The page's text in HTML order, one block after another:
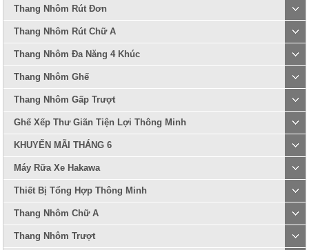
Thang Nhôm Rút Đơn
Thang Nhôm Rút Chữ A
Thang Nhôm Đa Năng 4 Khúc
Thang Nhôm Ghế
Thang Nhôm Gấp Trượt
Ghế Xếp Thư Giãn Tiện Lợi Thông Minh
KHUYẾN MÃI THÁNG 6
Máy Rữa Xe Hakawa
Thiết Bị Tổng Hợp Thông Minh
Thang Nhôm Chữ A
Thang Nhôm Trượt